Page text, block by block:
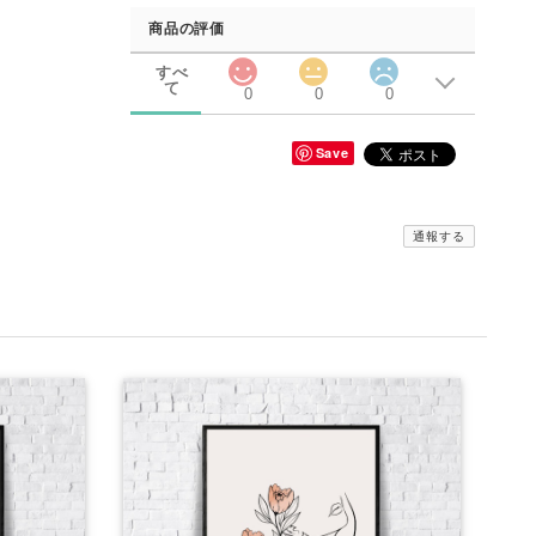
商品の評価
すべ
て
0 0 0
Save
通報する